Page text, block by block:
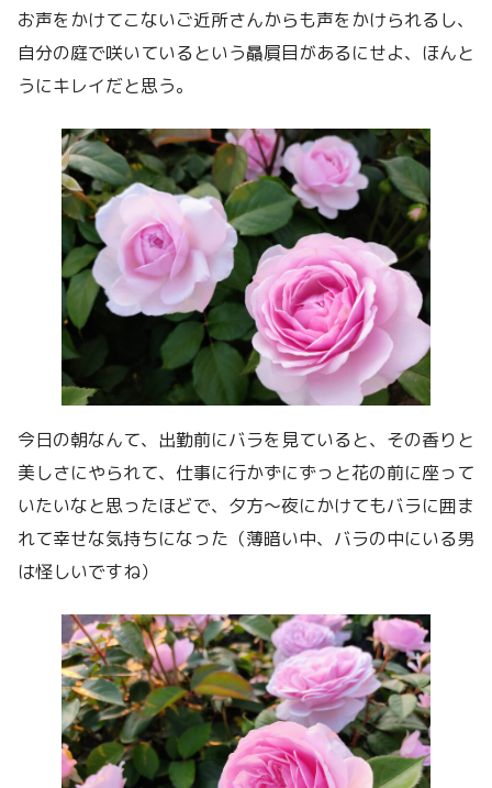
お声をかけてこないご近所さんからも声をかけられるし、
自分の庭で咲いているという贔屓目があるにせよ、ほんと
うにキレイだと思う。
今日の朝なんて、出勤前にバラを見ていると、その香りと
美しさにやられて、仕事に行かずにずっと花の前に座って
いたいなと思ったほどで、夕方〜夜にかけてもバラに囲ま
れて幸せな気持ちになった（薄暗い中、バラの中にいる男
は怪しいですね）